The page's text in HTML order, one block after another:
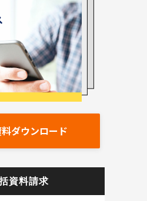
ダウンロード
資料請求